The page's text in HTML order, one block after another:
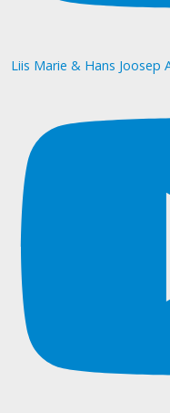
Liis Marie & Hans Joosep